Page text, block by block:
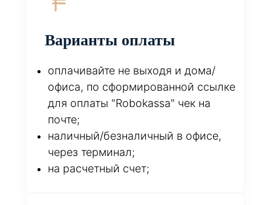
Варианты оплаты
оплачивайте не выходя и дома/
офиса, по сформированной ссылке
для оплаты "Robokassa" чек на
почте;
наличный/безналичный в офисе,
через терминал;
на расчетный счет;